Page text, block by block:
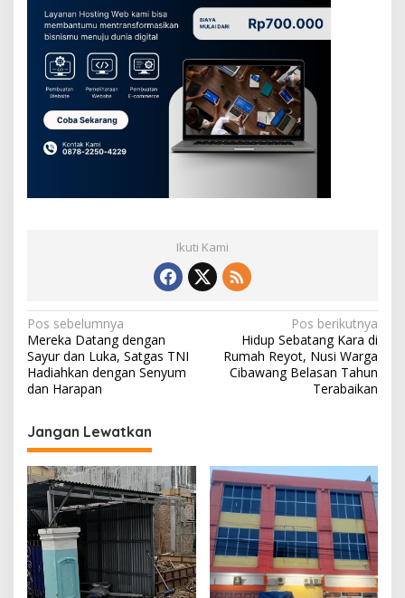
Ikuti Kami
N
a
v
g
a
s
i
p
o
s
Pos sebelumnya
Mereka Datang dengan
Sayur dan Luka, Satgas TNI
Hadiahkan dengan Senyum
dan Harapan
Pos berikutnya
Hidup Sebatang Kara di
Rumah Reyot, Nusi Warga
Cibawang Belasan Tahun
Terabaikan
Jangan Lewatkan